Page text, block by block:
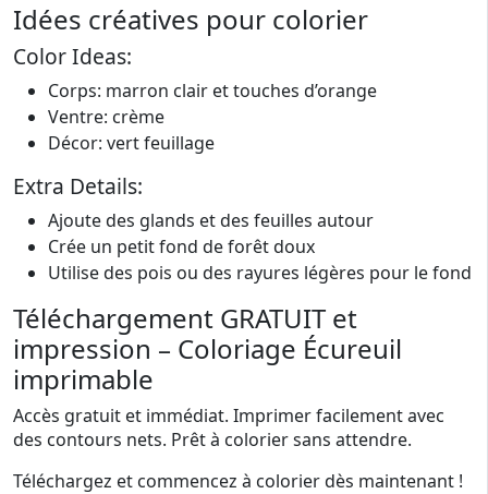
Idées créatives pour colorier
Color Ideas:
Corps: marron clair et touches d’orange
Ventre: crème
Décor: vert feuillage
Extra Details:
Ajoute des glands et des feuilles autour
Crée un petit fond de forêt doux
Utilise des pois ou des rayures légères pour le fond
Téléchargement GRATUIT et
impression – Coloriage Écureuil
imprimable
Accès gratuit et immédiat. Imprimer facilement avec
des contours nets. Prêt à colorier sans attendre.
Téléchargez et commencez à colorier dès maintenant !